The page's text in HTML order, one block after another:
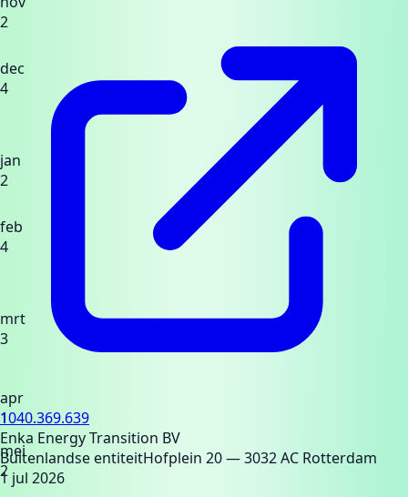
2
dec
4
jan
2
feb
4
mrt
3
apr
1
mei
2
1040.369.639
Enka Energy Transition BV
Buitenlandse entiteitHofplein 20— 3032 AC Rotterdam
1 jul 2026